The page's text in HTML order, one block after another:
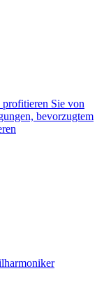
profitieren Sie von
bevorzugtem